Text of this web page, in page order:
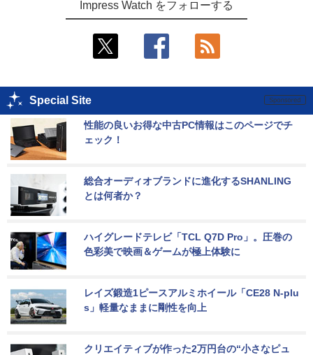
Impress Watch をフォローする
Special Site
性能の良いお得な中古PC情報はこのページでチ
ェック！
総合オーディオブランドに進化するSHANLING
とは何者か？
ハイグレードテレビ「TCL Q7D Pro」。圧巻の
色彩美で映画＆ゲームが極上体験に
レイズ鍛造1ピースアルミホイール「CE28 N-plu
s」軽量なままに剛性を向上
クリエイティブが作った2万円台の“小さなピュ